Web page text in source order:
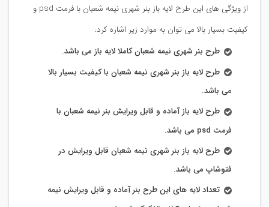
از ویژگی های این طرح لایه باز بنر شهری نیمه شعبان با فرمت psd و
کیفیت بسیار بالا می توان به موارد زیر اشاره کرد:
طرح بنر شهری نیمه شعبان کاملا لایه باز می باشد.
طرح لایه باز بنر شهری نیمه شعبان با کیفیت بسیار بالا
می باشد.
طرح لایه باز آماده و قابل ویرایش بنر نیمه شعبان با
فرمت psd می باشد.
طرح لایه باز بنر شهری نیمه شعبان قابل ویرایش در
فتوشاپ می باشد.
تعداد لایه های این طرح بنر آماده و قابل ویرایش نیمه